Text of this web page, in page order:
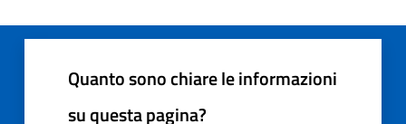
Quanto sono chiare le informazioni
su questa pagina?